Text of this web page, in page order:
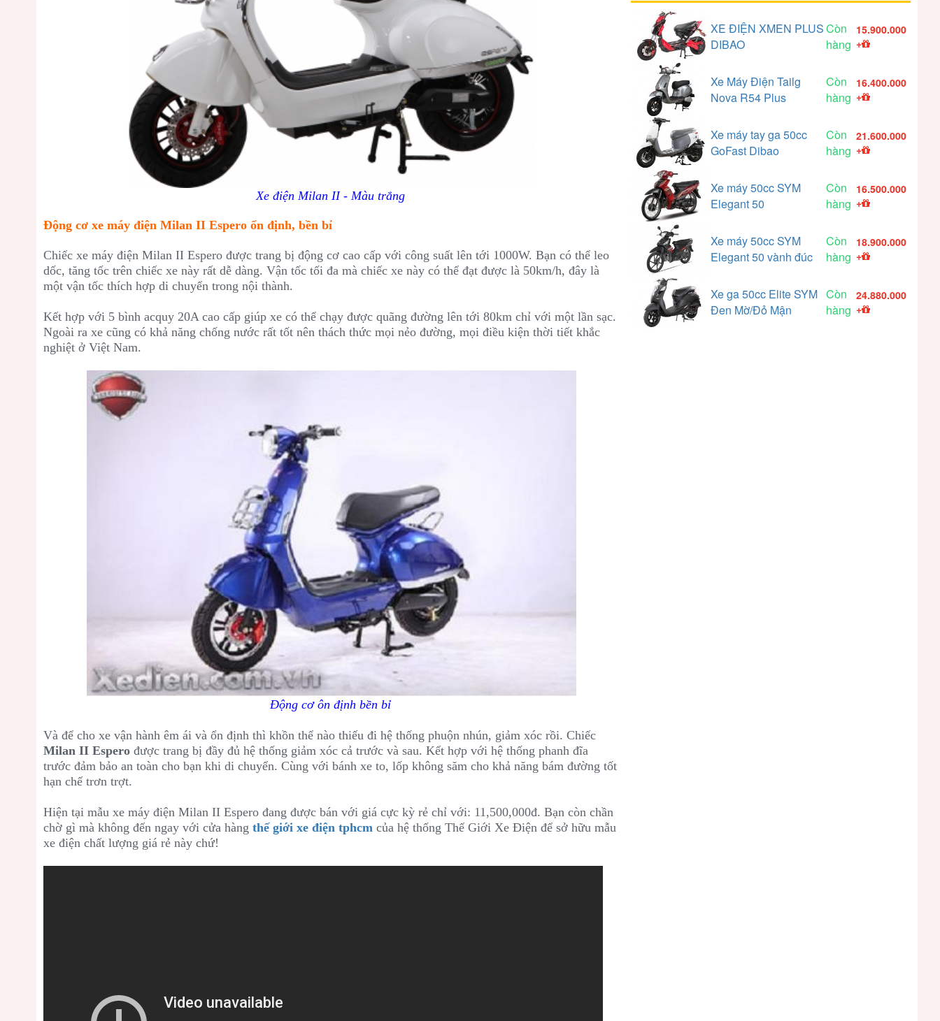
Xe điện Milan II - Màu trắng
Động cơ xe máy điện Milan II Espero ổn định, bền bỉ
Chiếc xe máy điện Milan II Espero được trang bị động cơ cao cấp với công suất lên tới 1000W. Bạn có thể leo
dốc, tăng tốc trên chiếc xe này rất dễ dàng. Vận tốc tối đa mà chiếc xe này có thể đạt được là 50km/h, đây là
một vận tốc thích hợp di chuyển trong nội thành.
Kết hợp với 5 bình acquy 20A cao cấp giúp xe có thể chạy được quãng đường lên tới 80km chỉ với một lần sạc.
Ngoài ra xe cũng có khả năng chống nước rất tốt nên thách thức mọi nẻo đường, mọi điều kiện thời tiết khắc
nghiệt ở Việt Nam.
Động cơ ôn định bền bỉ
Và để cho xe vận hành êm ái và ổn định thì khồn thể nào thiếu đi hệ thống phuộn nhún, giảm xóc rồi. Chiếc
Milan II Espero được trang bị đầy đủ hệ thống giảm xóc cả trước và sau. Kết hợp với hệ thống phanh đĩa
trước đảm bảo an toàn cho bạn khi di chuyển. Cùng với bánh xe to, lốp không săm cho khả năng bám đường tốt
hạn chế trơn trợt.
Hiện tại mẫu xe máy điện Milan II Espero đang được bán với giá cực kỳ rẻ chỉ với: 11,500,000đ. Bạn còn chần
chờ gì mà không đến ngay với cửa hàng thế giới xe điện tphcm của hệ thống Thế Giới Xe Điện để sở hữu mẫu
xe điện chất lượng giá rẻ này chứ!
XE ĐIỆN XMEN PLUS
DIBAO
Còn
hàng
15.900.000
+
Xe Máy Điện Tailg
Nova R54 Plus
Còn
hàng
16.400.000
+
Xe máy tay ga 50cc
GoFast Dibao
Còn
hàng
21.600.000
+
Xe máy 50cc SYM
Elegant 50
Còn
hàng
16.500.000
+
Xe máy 50cc SYM
Elegant 50 vành đúc
Còn
hàng
18.900.000
+
Xe ga 50cc Elite SYM
Đen Mờ/Đỏ Mận
Còn
hàng
24.880.000
+